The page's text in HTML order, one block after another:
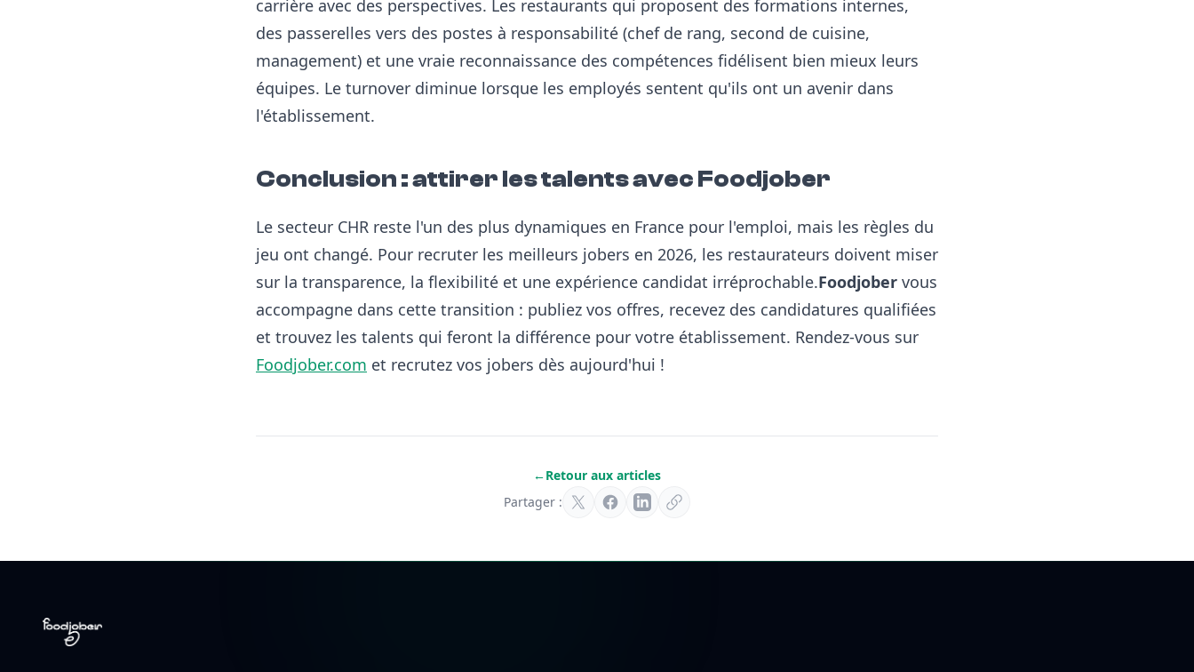
carrière avec des perspectives. Les restaurants qui proposent des formations internes,
des passerelles vers des postes à responsabilité (chef de rang, second de cuisine,
management) et une vraie reconnaissance des compétences fidélisent bien mieux leurs
équipes. Le turnover diminue lorsque les employés sentent qu'ils ont un avenir dans
l'établissement.
Conclusion : attirer les talents avec Foodjober
Le secteur CHR reste l'un des plus dynamiques en France pour l'emploi, mais les règles du
jeu ont changé. Pour recruter les meilleurs jobers en 2026, les restaurateurs doivent miser
sur la transparence, la flexibilité et une expérience candidat irréprochable.Foodjober vous
accompagne dans cette transition : publiez vos offres, recevez des candidatures qualifiées
et trouvez les talents qui feront la différence pour votre établissement. Rendez-vous sur
Foodjober.com et recrutez vos jobers dès aujourd'hui !
←Retour aux articles
Partager :